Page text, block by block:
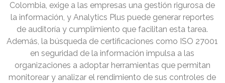
Colombia, exige a las empresas una gestión rigurosa de
la información, y Analytics Plus puede generar reportes
de auditoría y cumplimiento que facilitan esta tarea.
Además, la búsqueda de certificaciones como ISO 27001
en seguridad de la información impulsa a las
organizaciones a adoptar herramientas que permitan
monitorear y analizar el rendimiento de sus controles de